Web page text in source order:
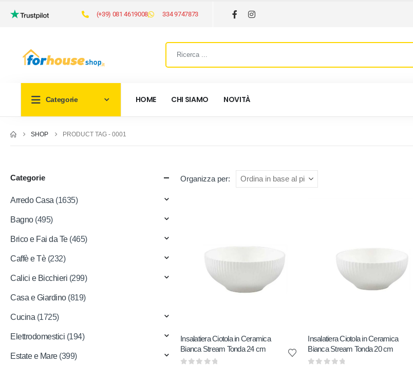
(+39) 081 4619008 334 9747873
Categorie HOME CHI SIAMO NOVITÀ
SHOP PRODUCT TAG - 0001
Organizza per:
Insalatiera Ciotola in Ceramica
Bianca Stream Tonda 24 cm
Insalatiera Ciotola in Ceramica
Bianca Stream Tonda 20 cm
Categorie
Arredo Casa (1635)
Bagno (495)
Brico e Fai da Te (465)
Caffè e Tè (232)
Calici e Bicchieri (299)
Casa e Giardino (819)
Cucina (1725)
Elettrodomestici (194)
Estate e Mare (399)